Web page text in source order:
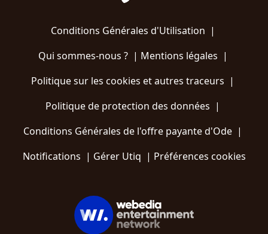
Conditions Générales d'Utilisation |
Qui sommes-nous ?| Mentions légales |
Politique sur les cookies et autres traceurs |
Politique de protection des données |
Conditions Générales de l'offre payante d'Ode |
Notifications | Gérer Utiq | Préférences cookies